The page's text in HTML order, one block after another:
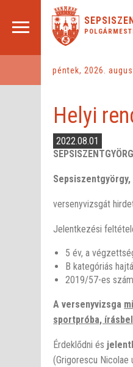
péntek, 2026.
Helyi
2022.08.01
versenyvizsgát
Jelentkezési
5 év, a
B kategóriás
2019/57-es
A versenyvizsga
sportpróba,
Érdeklődni és
(Grigorescu Nicolae